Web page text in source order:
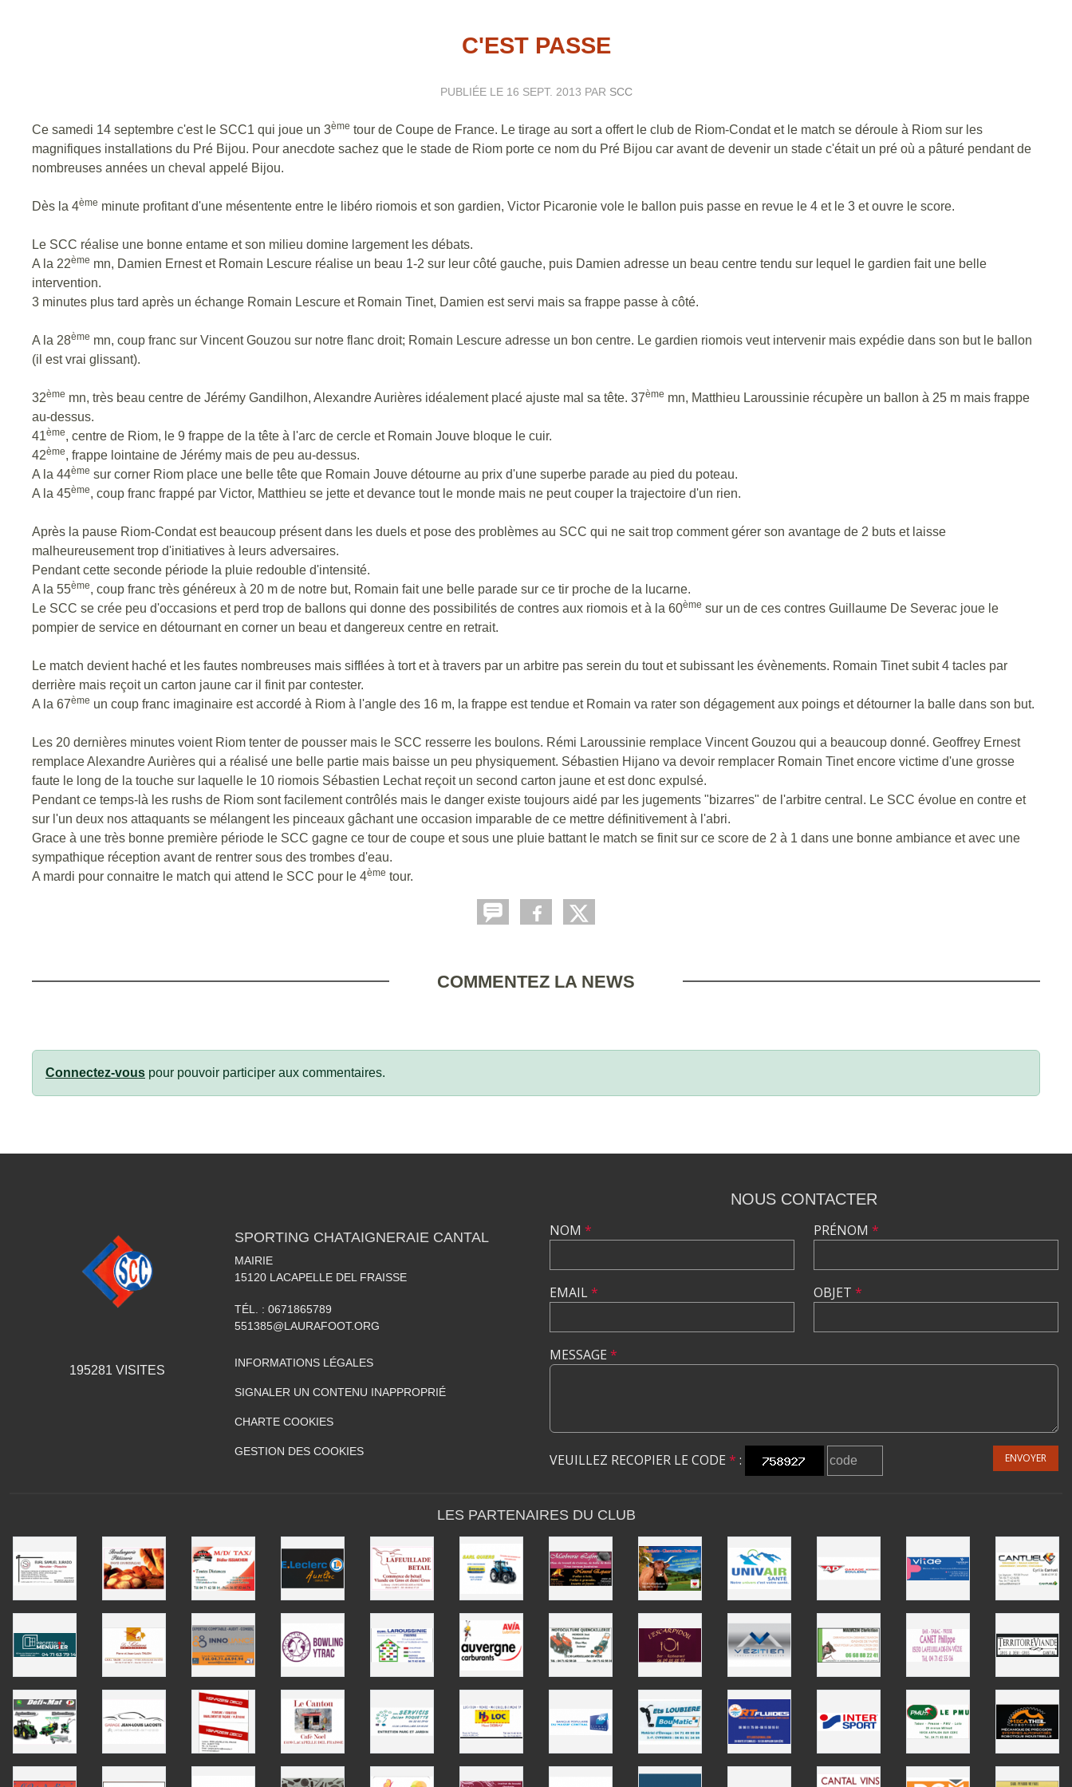
C'EST PASSE
PUBLIÉE LE 16 SEPT. 2013 PAR SCC
Ce samedi 14 septembre c'est le SCC1 qui joue un 3ème tour de Coupe de France. Le tirage au sort a offert le club de Riom-Condat et le match se déroule à Riom sur les
magnifiques installations du Pré Bijou. Pour anecdote sachez que le stade de Riom porte ce nom du Pré Bijou car avant de devenir un stade c'était un pré où a pâturé pendant de
nombreuses années un cheval appelé Bijou.
Dès la 4ème minute profitant d'une mésentente entre le libéro riomois et son gardien, Victor Picaronie vole le ballon puis passe en revue le 4 et le 3 et ouvre le score.
Le SCC réalise une bonne entame et son milieu domine largement les débats.
A la 22ème mn, Damien Ernest et Romain Lescure réalise un beau 1-2 sur leur côté gauche, puis Damien adresse un beau centre tendu sur lequel le gardien fait une belle
intervention.
3 minutes plus tard après un échange Romain Lescure et Romain Tinet, Damien est servi mais sa frappe passe à côté.
A la 28ème mn, coup franc sur Vincent Gouzou sur notre flanc droit; Romain Lescure adresse un bon centre. Le gardien riomois veut intervenir mais expédie dans son but le ballon
(il est vrai glissant).
32ème mn, très beau centre de Jérémy Gandilhon, Alexandre Aurières idéalement placé ajuste mal sa tête. 37ème mn, Matthieu Laroussinie récupère un ballon à 25 m mais frappe
au-dessus.
41ème, centre de Riom, le 9 frappe de la tête à l'arc de cercle et Romain Jouve bloque le cuir.
42ème, frappe lointaine de Jérémy mais de peu au-dessus.
A la 44ème sur corner Riom place une belle tête que Romain Jouve détourne au prix d'une superbe parade au pied du poteau.
A la 45ème, coup franc frappé par Victor, Matthieu se jette et devance tout le monde mais ne peut couper la trajectoire d'un rien.
Après la pause Riom-Condat est beaucoup présent dans les duels et pose des problèmes au SCC qui ne sait trop comment gérer son avantage de 2 buts et laisse
malheureusement trop d'initiatives à leurs adversaires.
Pendant cette seconde période la pluie redouble d'intensité.
A la 55ème, coup franc très généreux à 20 m de notre but, Romain fait une belle parade sur ce tir proche de la lucarne.
Le SCC se crée peu d'occasions et perd trop de ballons qui donne des possibilités de contres aux riomois et à la 60ème sur un de ces contres Guillaume De Severac joue le
pompier de service en détournant en corner un beau et dangereux centre en retrait.
Le match devient haché et les fautes nombreuses mais sifflées à tort et à travers par un arbitre pas serein du tout et subissant les évènements. Romain Tinet subit 4 tacles par
derrière mais reçoit un carton jaune car il finit par contester.
A la 67ème un coup franc imaginaire est accordé à Riom à l'angle des 16 m, la frappe est tendue et Romain va rater son dégagement aux poings et détourner la balle dans son but.
Les 20 dernières minutes voient Riom tenter de pousser mais le SCC resserre les boulons. Rémi Laroussinie remplace Vincent Gouzou qui a beaucoup donné. Geoffrey Ernest
remplace Alexandre Aurières qui a réalisé une belle partie mais baisse un peu physiquement. Sébastien Hijano va devoir remplacer Romain Tinet encore victime d'une grosse
faute le long de la touche sur laquelle le 10 riomois Sébastien Lechat reçoit un second carton jaune et est donc expulsé.
Pendant ce temps-là les rushs de Riom sont facilement contrôlés mais le danger existe toujours aidé par les jugements "bizarres" de l'arbitre central. Le SCC évolue en contre et
sur l'un deux nos attaquants se mélangent les pinceaux gâchant une occasion imparable de ce mettre définitivement à l'abri.
Grace à une très bonne première période le SCC gagne ce tour de coupe et sous une pluie battant le match se finit sur ce score de 2 à 1 dans une bonne ambiance et avec une
sympathique réception avant de rentrer sous des trombes d'eau.
A mardi pour connaitre le match qui attend le SCC pour le 4ème tour.
COMMENTEZ LA NEWS
Connectez-vous pour pouvoir participer aux commentaires.
195281 VISITES
SPORTING CHATAIGNERAIE CANTAL
MAIRIE
15120 LACAPELLE DEL FRAISSE
TÉL. : 0671865789
551385@LAURAFOOT.ORG
INFORMATIONS LÉGALES
SIGNALER UN CONTENU INAPPROPRIÉ
CHARTE COOKIES
GESTION DES COOKIES
NOUS CONTACTER
NOM *
EMAIL*
PRÉNOM *
OBJET *
MESSAGE *
VEUILLEZ RECOPIER LE CODE * : ENVOYER
LES PARTENAIRES DU CLUB